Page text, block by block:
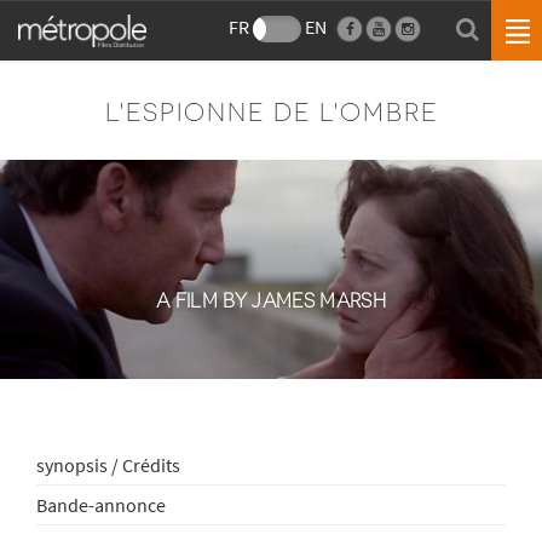
FR EN
L'ESPIONNE DE L'OMBRE
A FILM BY JAMES MARSH
synopsis / Crédits
Bande-annonce